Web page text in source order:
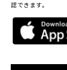
認できます。